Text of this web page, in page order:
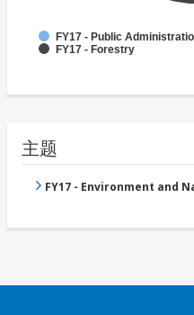
FY17 - Public
FY17 - Forestry
主题
FY17 - Environment and